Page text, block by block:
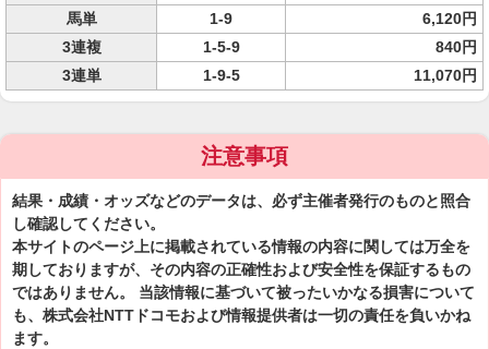
馬単
1-9
6,120円
3連複
1-5-9
840円
3連単
1-9-5 11,070円
注意事項
結果・成績・オッズなどのデータは、必ず主催者発行のものと照合
し確認してください。
本サイトのページ上に掲載されている情報の内容に関しては万全を
期しておりますが、その内容の正確性および安全性を保証するもの
ではありません。 当該情報に基づいて被ったいかなる損害について
も、株式会社NTTドコモおよび情報提供者は一切の責任を負いかね
ます。